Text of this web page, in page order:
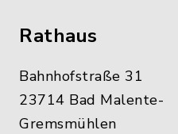
Rathaus
Bahnhofstraße 31
23714 Bad Malente-
Gremsmühlen